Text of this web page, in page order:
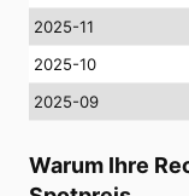
2025-11
2025-10
2025-09
Warum Ihre